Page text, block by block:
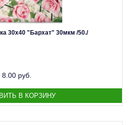
30х40 "Бархат" 30мкм /50./
8.00 руб.